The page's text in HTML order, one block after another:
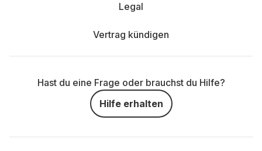
Legal
Vertrag kündigen
Hast du eine Frage oder brauchst du Hilfe?
Hilfe erhalten